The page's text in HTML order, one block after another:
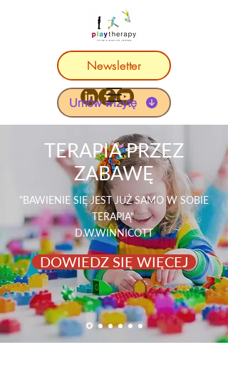
Umów wizytę
Newsletter
TERAPIA PRZEZ
ZABAWĘ
"BAWIENIE SIĘ JEST JUŻ SAMO W SOBIE
TERAPIĄ"
D.W.WINNICOTT
DOWIEDZ SIĘ WIĘCEJ